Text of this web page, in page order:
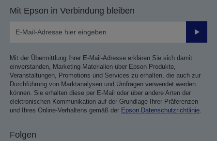
Mit Epson in Verbindung bleiben
Mit der Übermittlung Ihrer E-Mail-Adresse erklären Sie sich damit
einverstanden, Marketing-Materialien über Epson Produkte,
Veranstaltungen, Promotions und Services zu erhalten, die auch zur
Durchführung von Marktanalysen und Umfragen verwendet werden
können. Sie erhalten diese per E-Mail oder über andere Arten der
elektronischen Kommunikation auf der Grundlage Ihrer Präferenzen
und Ihres Online-Verhaltens gemäß der Epson Datenschutzrichtlinie.
Folgen